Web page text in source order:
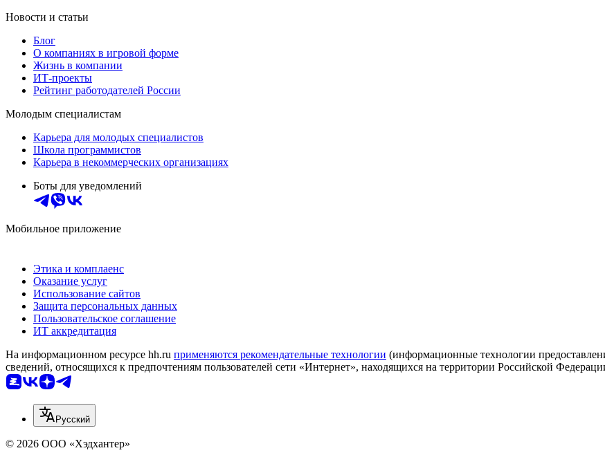
Новости и статьи
Блог
О компаниях в игровой форме
Жизнь в компании
ИТ-проекты
Рейтинг работодателей России
Молодым специалистам
Карьера для молодых специалистов
Школа программистов
Карьера в некоммерческих организациях
Боты для уведомлений
Мобильное приложение
Этика и комплаенс
Оказание услуг
Использование сайтов
Защита персональных данных
Пользовательское соглашение
ИТ аккредитация
На информационном ресурсе hh.ru применяются рекомендательные технологии (информационные технологии
сведений, относящихся к предпочтениям пользователей сети «Интернет», находящихся на территории Российской
Русский
© 2026 ООО «Хэдхантер»